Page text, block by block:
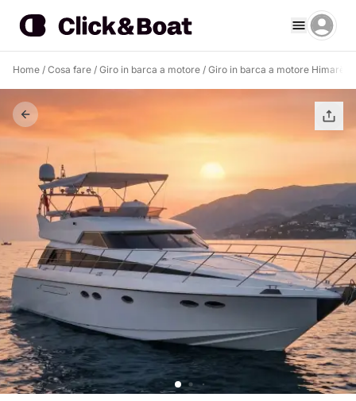
Home / Cosa fare / Giro in barca a motore / Giro in barca a motore Himarë